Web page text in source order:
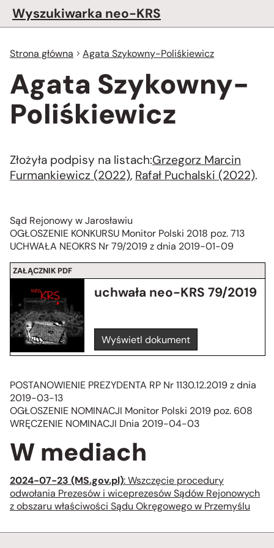
Wyszukiwarka neo-KRS
Strona główna Agata Szykowny-Poliśkiewicz
Agata Szykowny-
Poliśkiewicz
Złożyła podpisy na listach:Grzegorz Marcin
Furmankiewicz (2022), Rafał Puchalski (2022).
Sąd Rejonowy w Jarosławiu
OGŁOSZENIE KONKURSU Monitor Polski 2018 poz. 713
UCHWAŁA NEOKRS Nr 79/2019 z dnia 2019-01-09
ZAŁĄCZNIK PDF
uchwała neo-KRS 79/2019
Wyświetl dokument
POSTANOWIENIE PREZYDENTA RP Nr 1130.12.2019 z dnia
2019-03-13
OGŁOSZENIE NOMINACJI Monitor Polski 2019 poz. 608
WRĘCZENIE NOMINACJI Dnia 2019-04-03
W mediach
2024-07-23 (MS.gov.pl): Wszczęcie procedury
odwołania Prezesów i wiceprezesów Sądów Rejonowych
z obszaru właściwości Sądu Okręgowego w Przemyślu